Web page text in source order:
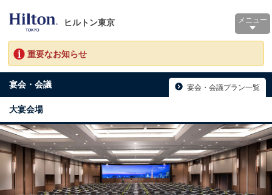
ヒルトン東京 メニュー
重要なお知らせ
宴会・会議 宴会・会議プラン一覧
大宴会場